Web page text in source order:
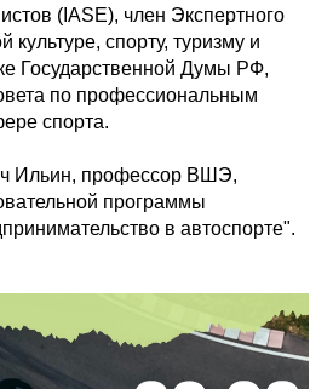
(IASE), член Экспертного
культуре, спорту, туризму и
Государственной Думы РФ,
по профессиональным
спорта.
Ильин, профессор ВШЭ,
программы
в автоспорте".